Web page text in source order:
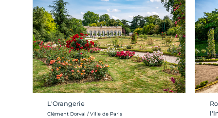
L'Orangerie
Crédit photo :
Clément Dorval / Ville de Paris